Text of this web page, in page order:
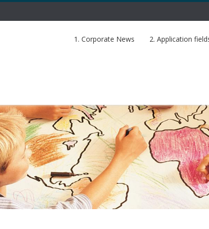
1. Corporate News 2. Application